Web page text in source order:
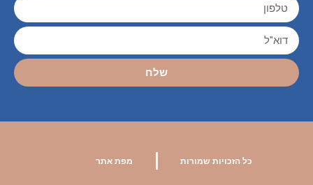
שלח
כל הזכויות שמורות | מפת אתר